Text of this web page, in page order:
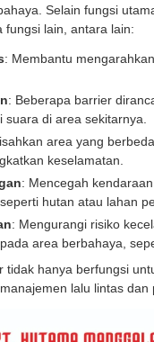
Selain fungsi
fungsi lain, antara lain:
: Membantu
: Beberapa barrier
di area sekitarnya.
area yang
keselamatan.
: Mencegah
hutan atau lahan
: Mengurangi risiko
area berbahaya,
tidak hanya berfungsi
lalu lintas dan